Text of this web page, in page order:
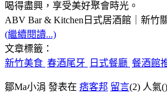
喝得盡興，享受美好聚會時光。
ABV Bar & Kitchen日式居酒館｜新竹
(繼續閱讀...)
文章標籤：
新竹美食 春酒尾牙 日式餐廳 餐酒館
鄒Ma小涓 發表在 痞客邦 留言(2) 人氣()